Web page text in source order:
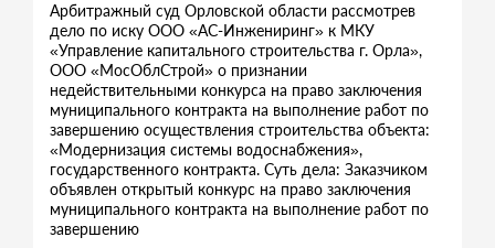
Арбитражный суд Орловской области рассмотрев
дело по иску ООО «АС-Инжениринг» к МКУ
«Управление капитального строительства г. Орла»,
ООО «МосОблСтрой» о признании
недействительными конкурса на право заключения
муниципального контракта на выполнение работ по
завершению осуществления строительства объекта:
«Модернизация системы водоснабжения»,
государственного контракта. Суть дела: Заказчиком
объявлен открытый конкурс на право заключения
муниципального контракта на выполнение работ по
завершению